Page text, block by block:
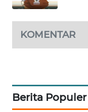
KOMENTAR
Berita Populer
NEWS
KRT
JURNAL